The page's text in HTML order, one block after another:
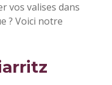
vos valises dans
? Voici notre